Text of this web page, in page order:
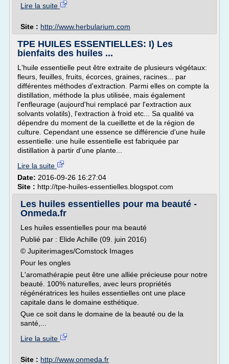
Lire la suite
Site : http://www.herbularium.com
TPE HUILES ESSENTIELLES: I) Les
bienfaits des huiles ...
L'huile essentielle peut être extraite de plusieurs végétaux:
fleurs, feuilles, fruits, écorces, graines, racines... par
différentes méthodes d'extraction. Parmi elles on compte la
distillation, méthode la plus utilisée, mais également
l'enfleurage (aujourd'hui remplacé par l'extraction aux
solvants volatils), l'extraction à froid etc... Sa qualité va
dépendre du moment de la cueillette et de la région de
culture. Cependant une essence se différencie d'une huile
essentielle: une huile essentielle est fabriquée par
distillation à partir d'une plante...
Lire la suite
Date: 2016-09-26 16:27:04
Site : http://tpe-huiles-essentielles.blogspot.com
Les huiles essentielles pour ma beauté -
Onmeda.fr
Les huiles essentielles pour ma beauté
Publié par : Elide Achille (09. juin 2016)
© Jupiterimages/Comstock Images
Pour les ongles
L'aromathérapie peut être une alliée précieuse pour notre
beauté. 100% naturelles, avec leurs propriétés
régénératrices les huiles essentielles ont une place
capitale dans le domaine esthétique.
Que ce soit dans le domaine de la beauté ou de la
santé,...
Lire la suite
Site : http://www.onmeda.fr